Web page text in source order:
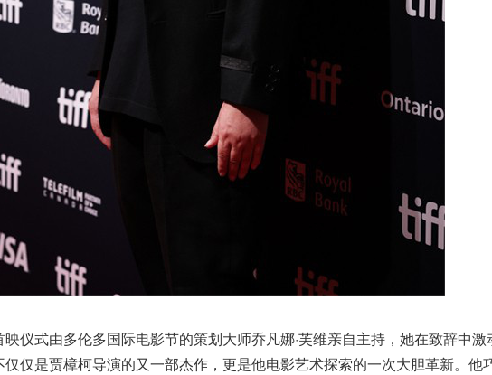
映仪式由多伦多国际电影节的策划大师乔凡娜·芙维亲自主持，她在致辞中激
仅仅是贾樟柯导演的又一部杰作，更是他电影艺术探索的一次大胆革新。他